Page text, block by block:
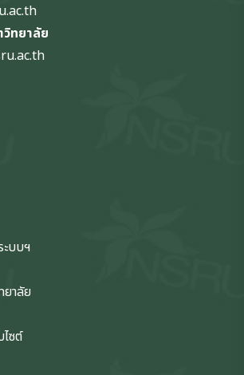
วิทยาลัย
บบฯ
าลัย
ซต์